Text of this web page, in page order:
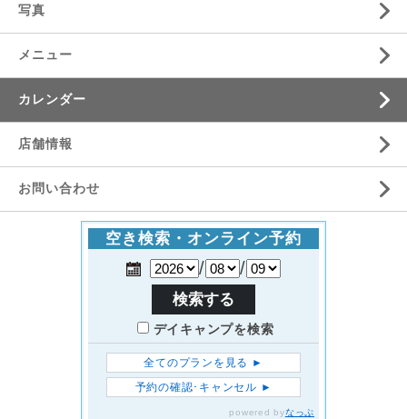
写真
メニュー
カレンダー
店舗情報
お問い合わせ